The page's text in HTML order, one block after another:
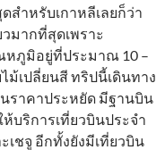
ำหรับเกาหลีเลยก็ว่า
มากที่สุดเพราะ
หภูมิอยู่ที่ประมาณ 10 –
ม้เปลี่ยนสี ทริปนี้เดินทาง
ราคาประหยัด มีฐานบิน
ห้บริการเที่ยวบินประจำ
เชจู อีกทั้งยังมีเที่ยวบิน